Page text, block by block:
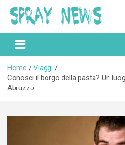
content
Spraynews.it
Home
Viaggi
Conosci il borgo della pasta? Un
Abruzzo